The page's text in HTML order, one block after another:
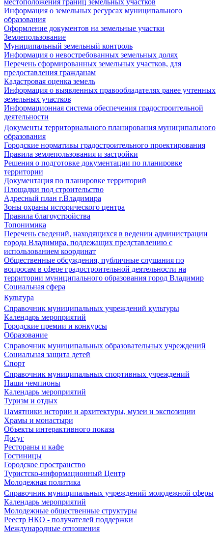
местоположения границ земельных участков
Информация о земельных ресурсах муниципального
образования
Оформление документов на земельные участки
Землепользование
Муниципальный земельный контроль
Информация о невостребованных земельных долях
Перечень сформированных земельных участков, для
предоставления гражданам
Кадастровая оценка земель
Информация о выявленных правообладателях ранее учтенных
земельных участков
Информационная система обеспечения градостроительной
деятельности
Документы территориального планирования муниципального
образования
Городские нормативы градостроительного проектирования
Правила землепользования и застройки
Решения о подготовке документации по планировке
территории
Документация по планировке территорий
Площадки под строительство
Адресный план г.Владимира
Зоны охраны исторического центра
Правила благоустройства
Топонимика
Перечень сведений, находящихся в ведении администрации
города Владимира, подлежащих представлению с
использованием координат
Общественные обсуждения, публичные слушания по
вопросам в сфере градостроительной деятельности на
территории муниципального образования город Владимир
Социальная сфера
Культура
Справочник муниципальных учреждений культуры
Календарь мероприятий
Городские премии и конкурсы
Образование
Справочник муниципальных образовательных учреждений
Социальная защита детей
Спорт
Справочник муниципальных спортивных учреждений
Наши чемпионы
Календарь мероприятий
Туризм и отдых
Памятники истории и архитектуры, музеи и экспозиции
Храмы и монастыри
Объекты интерактивного показа
Досуг
Рестораны и кафе
Гостиницы
Городское пространство
Туристско-информационный Центр
Молодежная политика
Справочник муниципальных учреждений молодежной сферы
Календарь мероприятий
Молодежные общественные структуры
Реестр НКО - получателей поддержки
Международные отношения